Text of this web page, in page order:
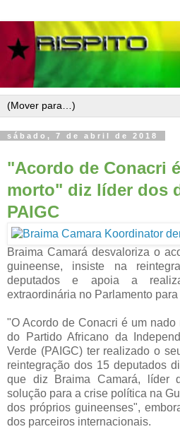
sábado, 7 de abril de 2018
"Acordo de Conacri
morto" diz líder dos
PAIGC
Braima Camará desvaloriza o
guineense, insiste na
deputados e apoia a
extraordinária no Parlamento
"O Acordo de Conacri é um
do Partido Africano da
Verde (PAIGC) ter realizado o
reintegração dos 15 deputados
que diz Braima Camará, líder
solução para a crise política na
dos próprios guineenses",
dos parceiros internacionais.